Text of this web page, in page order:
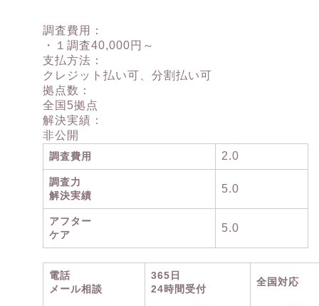
調査費用：
・１調査40,000円～
支払方法：
クレジット払い可、分割払い可
拠点数：
全国5拠点
解決実績：
非公開
調査費用 2.0
調査力
解決実績
5.0
アフター
ケア
5.0
電話
メール相談
365日
24時間受付
全国対応